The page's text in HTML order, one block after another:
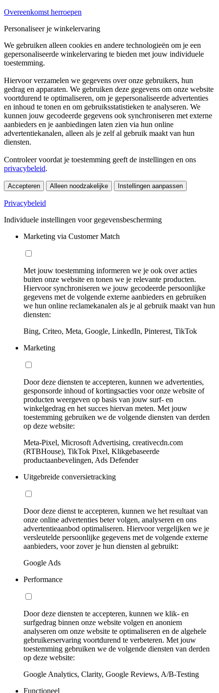
Overeenkomst herroepen
Personaliseer je winkelervaring
We gebruiken alleen cookies en andere technologieën om je een
gepersonaliseerde winkelervaring te bieden met jouw individuele
toestemming.
Hiervoor verzamelen we gegevens over onze gebruikers, hun
gedrag en apparaten. We gebruiken deze gegevens om onze website
voortdurend te optimaliseren, om je gepersonaliseerde advertenties
en inhoud te tonen en om gebruiksstatistieken te analyseren. We
kunnen jouw gecodeerde gegevens ook synchroniseren met externe
aanbieders en je aanbiedingen laten zien via hun online
advertentiekanalen, alleen als je zelf al gebruik maakt van hun
diensten.
Controleer voordat je toestemming geeft de instellingen en ons
privacybeleid.
Accepteren Alleen noodzakelijke Instellingen aanpassen
Privacybeleid
Individuele instellingen voor gegevensbescherming
Marketing via Customer Match
Met jouw toestemming informeren we je ook over acties
buiten onze website en tonen we je relevante producten.
Hiervoor synchroniseren we jouw gecodeerde persoonlijke
gegevens met de volgende externe aanbieders en gebruiken
we hun online reclamekanalen als je al gebruik maakt van hun
diensten:
Bing, Criteo, Meta, Google, LinkedIn, Pinterest, TikTok
Marketing
Door deze diensten te accepteren, kunnen we advertenties,
gesponsorde inhoud of kortingsacties voor onze website of
producten weergeven op basis van jouw surf- en
winkelgedrag en het succes hiervan meten. Met jouw
toestemming gebruiken we de volgende diensten van derden
op deze website:
Meta-Pixel, Microsoft Advertising, creativecdn.com
(RTBHouse), TikTok Pixel, Klikgebaseerde
productaanbevelingen, Ads Defender
Uitgebreide conversietracking
Door deze dienst te accepteren, kunnen we het resultaat van
onze online advertenties beter volgen, analyseren en ons
advertentieaanbod optimaliseren. Hiervoor vergelijken we je
versleutelde persoonlijke gegevens met de volgende externe
aanbieders, voor zover je hun diensten al gebruikt:
Google Ads
Performance
Door deze diensten te accepteren, kunnen we klik- en
surfgedrag binnen onze website volgen en anoniem
analyseren om onze website te optimaliseren en de algehele
gebruikerservaring voortdurend te verbeteren. Met jouw
toestemming gebruiken we de volgende diensten van derden
op deze website:
Google Analytics, Clarity, Google Reviews, A/B-Testing
Functioneel